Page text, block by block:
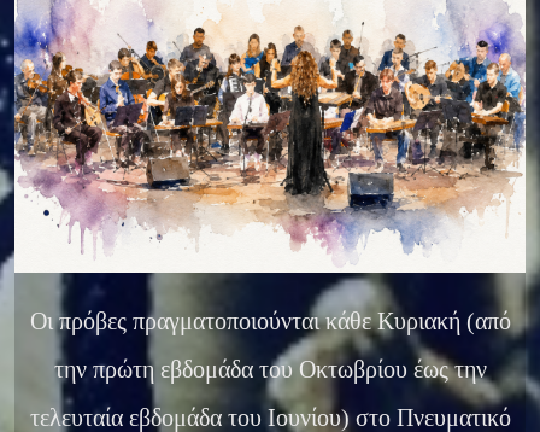
Οι πρόβες πραγματοποιούνται κάθε Κυριακή (από
την πρώτη εβδομάδα του Οκτωβρίου έως την
τελευταία εβδομάδα του Ιουνίου) στο Πνευματικό